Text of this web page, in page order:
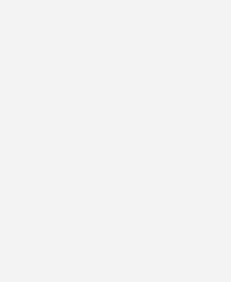
Anlage zu.
Vater, 1990 erhielt er die
zehn Saisonarbeitskräften
Folien- und Glas-
Salate, Kartoffeln, Rote
nach den strengen